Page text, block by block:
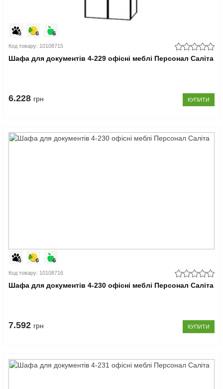
Код товару: 10108715
Шафа для документів 4-229 офісні меблі Персонал Саліта
6.228 грн КУПИТИ
Код товару: 10108716
Шафа для документів 4-230 офісні меблі Персонал Саліта
7.592 грн КУПИТИ